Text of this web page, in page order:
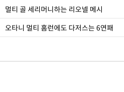
멀티 골 세리머니하는 리오넬 메시
오타니 멀티 홈런에도 다저스는 6연패